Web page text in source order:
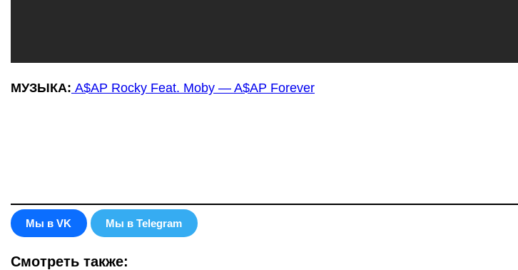
МУЗЫКА: A$AP Rocky Feat. Moby — A$AP Forever
Мы в VK Мы в Telegram
Смотреть также: